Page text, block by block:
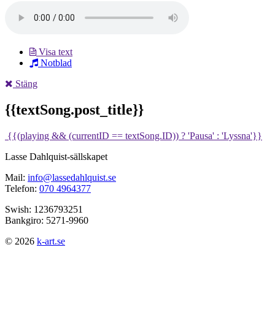
Visa text
Notblad
Stäng
{{textSong.post_title}}
{{(playing && (currentID == textSong.ID)) ? 'Pausa' : 'Lyssna'}}
Lasse Dahlquist-sällskapet
Mail: info@lassedahlquist.se
Telefon: 070 4964377
Swish: 1236793251
Bankgiro: 5271-9960
© 2026 k-art.se